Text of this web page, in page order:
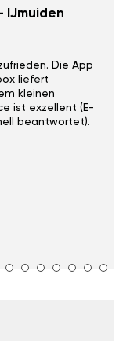
IJmuiden
Die App
liefert
kleinen
ist exzellent (E-
beantwortet).